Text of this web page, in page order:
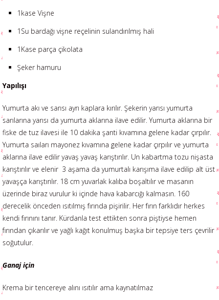
1kase Vişne
1Su bardağı vişne reçelinin sulandırılmış hali
1Kase parça çikolata
Şeker hamuru
Yapılışı
Yumurta akı ve sarısı ayrı kaplara kırılır. Şekerin yarısı yumurta
sarılarına yarısı da yumurta aklarına ilave edilir. Yumurta aklarına bir
fiske de tuz ilavesi ile 10 dakika şanti kıvamına gelene kadar çırpılır.
Yumurta saıları mayonez kıvamına gelene kadar çırpılır ve yumurta
aklarına ilave edilir yavaş yavaş karıştırılır. Un kabartma tozu nişasta
karıştırılır ve elenir 3 aşama da yumurtalı karışıma ilave edilip alt üst
yavaşça karıştırılır. 18 cm yuvarlak kalıba boşaltılır ve masanın
üzerinde biraz vurulur ki içinde hava kabarcığı kalmasın. 160
derecelik önceden ısıtılmış fırında pişirilir. Her fırın farklıdır herkes
kendi fırınını tanır. Kürdanla test ettikten sonra piştiyse hemen
fırından çıkarılır ve yağlı kağıt konulmuş başka bir tepsiye ters çevrilir
soğutulur.
Ganaj için
Krema bir tencereye alını ısıtılır ama kaynatılmaz